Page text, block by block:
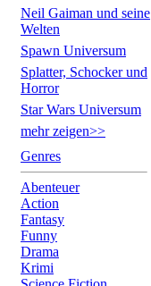
Neil Gaiman und seine
Welten
Spawn Universum
Splatter, Schocker und
Horror
Star Wars Universum
mehr zeigen>>
Genres
Abenteuer
Action
Fantasy
Funny
Drama
Krimi